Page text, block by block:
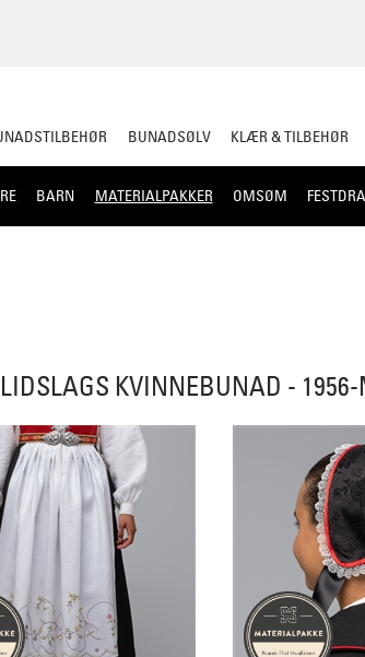
BARN MATERIALPAKKER OMSØM
BUNADSØLV KLÆR & TILBEHØR
KVINNEBUNAD -